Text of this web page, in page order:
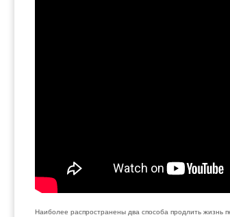
Наиболее распространены два способа продлить жизнь